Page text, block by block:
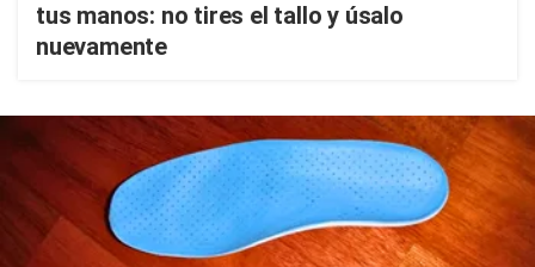
tus manos: no tires el tallo y úsalo
nuevamente